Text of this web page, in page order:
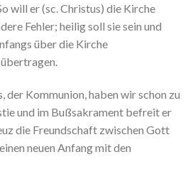
will er (sc. Christus) die Kirche
Fehler; heilig soll sie sein und
über die Kirche
Kommunion, haben wir schon zu
und im Bußsakrament befreit er
die Freundschaft zwischen Gott
neuen Anfang mit den